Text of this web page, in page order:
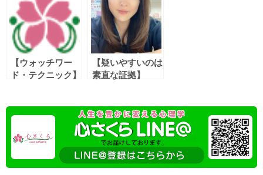
【ウォッチワー
ド・テクニック】
【疑いやすいのは
素直な証拠】